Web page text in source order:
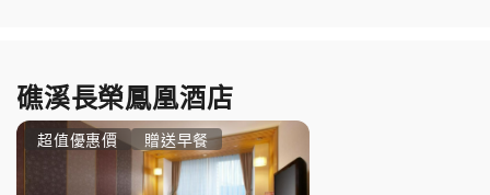
礁溪長榮鳳凰酒店
超值優惠價 贈送早餐